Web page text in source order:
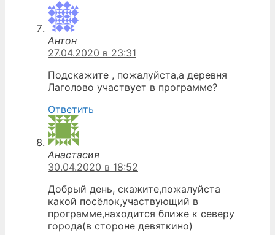
Антон
27.04.2020 в 23:31
Подскажите , пожалуйста,а деревня
Лаголово участвует в программе?
Ответить
Анастасия
30.04.2020 в 18:52
Добрый день, скажите,пожалуйста
какой посёлок,участвующий в
программе,находится ближе к северу
города(в стороне девяткино)